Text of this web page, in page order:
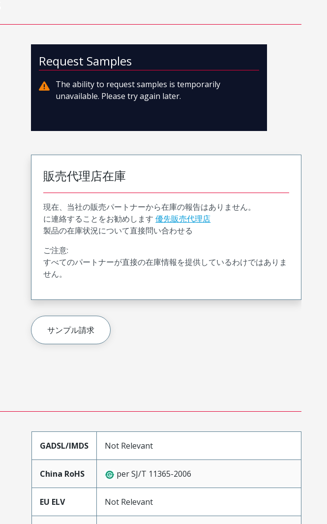
Request Samples
The ability to request samples is temporarily
unavailable. Please try again later.
販売代理店在庫
現在、当社の販売パートナーから在庫の報告はありません。
に連絡することをお勧めします 優先販売代理店
製品の在庫状況について直接問い合わせる
ご注意:
すべてのパートナーが直接の在庫情報を提供しているわけではありま
せん。
サンプル請求
GADSL/IMDS Not Relevant
China RoHS per SJ/T 11365-2006
EU ELV Not Relevant